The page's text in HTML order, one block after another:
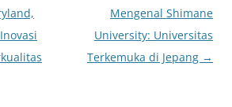
Mengenal Shimane
University: Universitas
Terkemuka di Jepang →